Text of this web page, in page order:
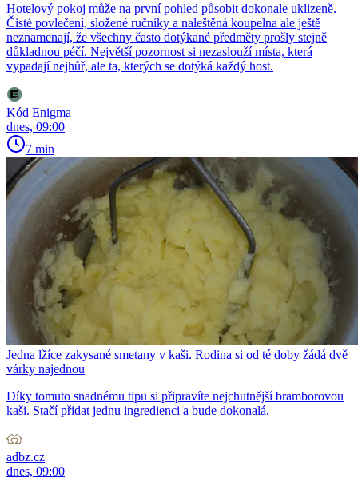
Hotelový pokoj může na první pohled působit dokonale uklizeně.
Čisté povlečení, složené ručníky a naleštěná koupelna ale ještě
neznamenají, že všechny často dotýkané předměty prošly stejně
důkladnou péčí. Největší pozornost si nezaslouží místa, která
vypadají nejhůř, ale ta, kterých se dotýká každý host.
Kód Enigma
dnes, 09:00
7 min
Jedna lžíce zakysané smetany v kaši. Rodina si od té doby žádá dvě
várky najednou
Díky tomuto snadnému tipu si připravíte nejchutnější bramborovou
kaši. Stačí přidat jednu ingredienci a bude dokonalá.
adbz.cz
dnes, 09:00